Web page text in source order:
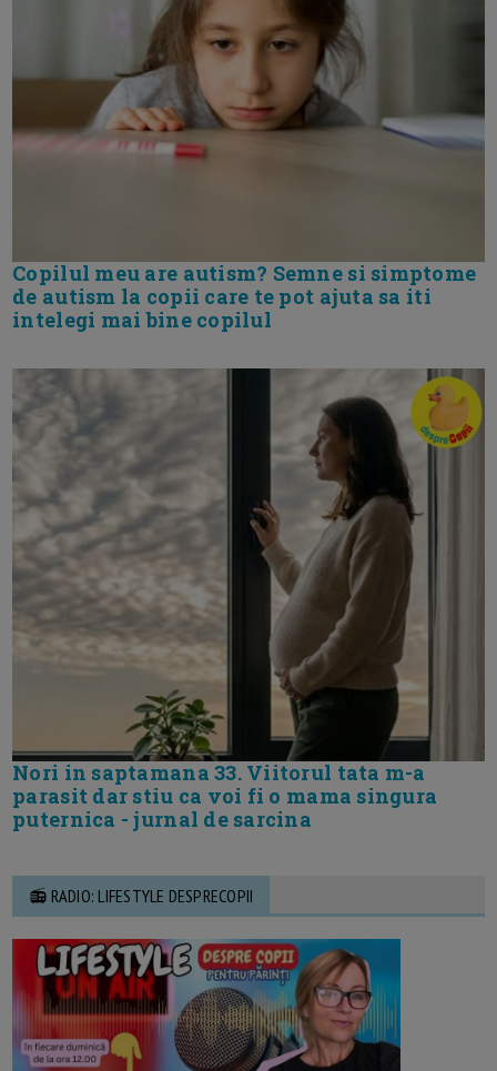
Copilul meu are autism? Semne si simptome
de autism la copii care te pot ajuta sa iti
intelegi mai bine copilul
Nori in saptamana 33. Viitorul tata m-a
parasit dar stiu ca voi fi o mama singura
puternica - jurnal de sarcina
📻 RADIO: LIFESTYLE DESPRECOPII